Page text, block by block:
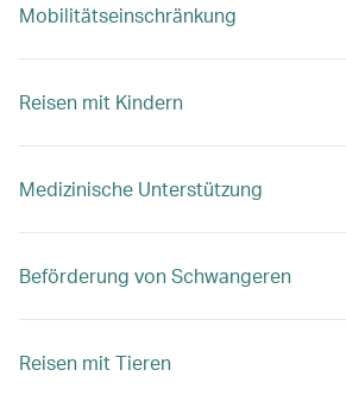
Mobilitätseinschränkung
Reisen mit Kindern
Medizinische Unterstützung
Beförderung von Schwangeren
Reisen mit Tieren